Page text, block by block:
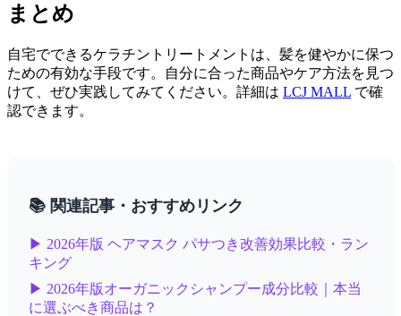
まとめ
自宅でできるケラチントリートメントは、髪を健やかに保つ
ための有効な手段です。自分に合った商品やケア方法を見つ
けて、ぜひ実践してみてください。詳細は LCJ MALL で確
認できます。
📚 関連記事・おすすめリンク
▶ 2026年版 ヘアマスク パサつき改善効果比較・ラン
キング
▶ 2026年版オーガニックシャンプー成分比較｜本当
に選ぶべき商品は？